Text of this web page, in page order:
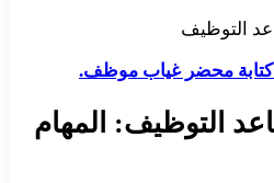
محضر غياب موظف.
التوظيف: المهام